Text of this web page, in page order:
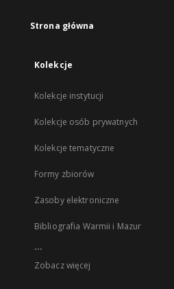
Strona główna
Kolekcje
Kolekcje instytucji
Kolekcje osób prywatnych
Kolekcje tematyczne
Formy zbiorów
Zasoby elektroniczne
Bibliografia Warmii i Mazur
...
Zobacz więcej